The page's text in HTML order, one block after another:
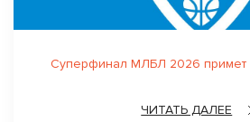
Суперфинал МЛБЛ 2026 примет
ЧИТАТЬ ДАЛЕЕ